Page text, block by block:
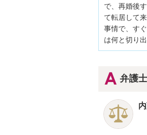
で、再婚後
て転居して
事情で、す
は何と切り
弁護